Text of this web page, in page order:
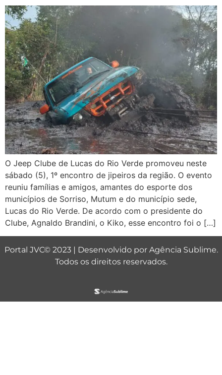
O Jeep Clube de Lucas do Rio Verde promoveu neste
sábado (5), 1º encontro de jipeiros da região. O evento
reuniu famílias e amigos, amantes do esporte dos
municípios de Sorriso, Mutum e do município sede,
Lucas do Rio Verde. De acordo com o presidente do
Clube, Agnaldo Brandini, o Kiko, esse encontro foi o […]
Portal JVC© 2023 | Desenvolvido por Agência Sublime.
Todos os direitos reservados.